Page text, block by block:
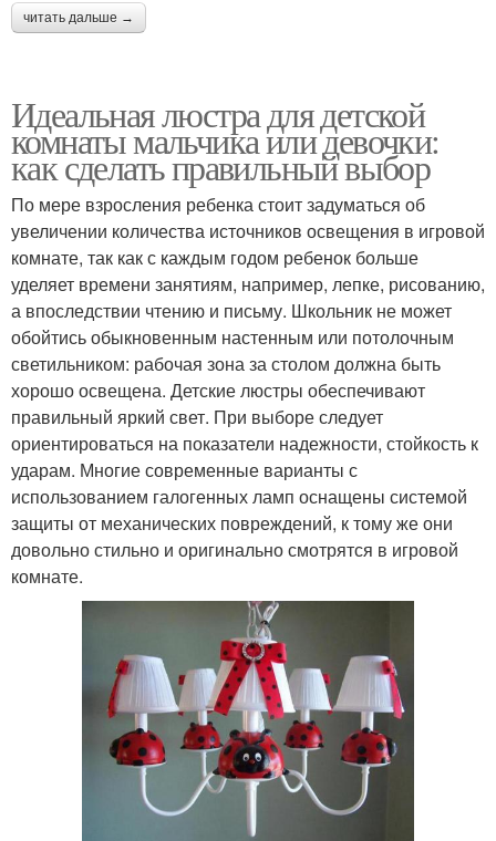
читать дальше →
Идеальная люстра для детской
комнаты мальчика или девочки:
как сделать правильный выбор
По мере взросления ребенка стоит задуматься об
увеличении количества источников освещения в игровой
комнате, так как с каждым годом ребенок больше
уделяет времени занятиям, например, лепке, рисованию,
а впоследствии чтению и письму. Школьник не может
обойтись обыкновенным настенным или потолочным
светильником: рабочая зона за столом должна быть
хорошо освещена. Детские люстры обеспечивают
правильный яркий свет. При выборе следует
ориентироваться на показатели надежности, стойкость к
ударам. Многие современные варианты с
использованием галогенных ламп оснащены системой
защиты от механических повреждений, к тому же они
довольно стильно и оригинально смотрятся в игровой
комнате.